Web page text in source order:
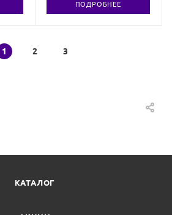
ПОДРОБНЕЕ
1 2 3
КАТАЛОГ